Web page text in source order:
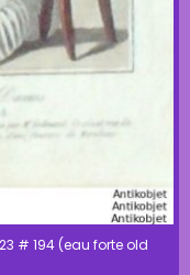
# 194 (eau forte old